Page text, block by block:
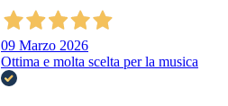
09 Marzo 2026
Ottima e molta scelta per la musica